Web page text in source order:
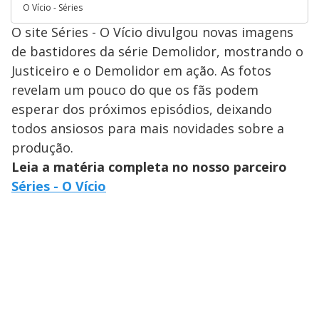
O Vício - Séries
O site Séries - O Vício divulgou novas imagens
de bastidores da série Demolidor, mostrando o
Justiceiro e o Demolidor em ação. As fotos
revelam um pouco do que os fãs podem
esperar dos próximos episódios, deixando
todos ansiosos para mais novidades sobre a
produção.
Leia a matéria completa no nosso parceiro
Séries - O Vício